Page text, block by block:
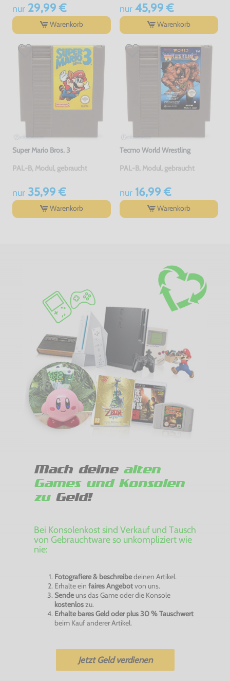
nur29,99 €
Warenkorb
nur45,99 €
Warenkorb
Super Mario Bros. 3
PAL-B, Modul, gebraucht
nur35,99 €
Warenkorb
Tecmo World Wrestling
PAL-B, Modul, gebraucht
nur16,99 €
Warenkorb
Mach deine alten
Games und Konsolen
zuGeld!
Bei Konsolenkost sind Verkauf und Tausch
von Gebrauchtware so unkompliziert wie
nie:
Fotografiere & beschreibedeinen Artikel.
Erhalte ein faires Angebotvon uns.
Sendeuns das Game oder die Konsole
kostenloszu.
Erhalte bares Geld oder plus 30 % Tauschwert
beim Kauf anderer Artikel.
Jetzt Geld verdienen